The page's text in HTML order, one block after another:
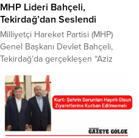
MHP Lideri Bahçeli,
Tekirdağ’dan Seslendi
Milliyetçi Hareket Partisi (MHP)
Genel Başkanı Devlet Bahçeli,
Tekirdağ’da gerçekleşen “Aziz
cumhur ittifakı ve partilileriyle bir
araya geldi. Cumhur İttifakı Tekirdağ
Milletvekilleri Mustafa Yel, Çiğdem
Koncagül, Tekirdağ ilçelerinden ve
çevre illerden gelen partililerin yer